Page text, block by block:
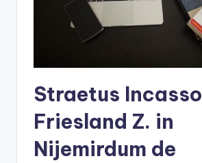
Straetus Incasso
Friesland Z. in
Nijemirdum de